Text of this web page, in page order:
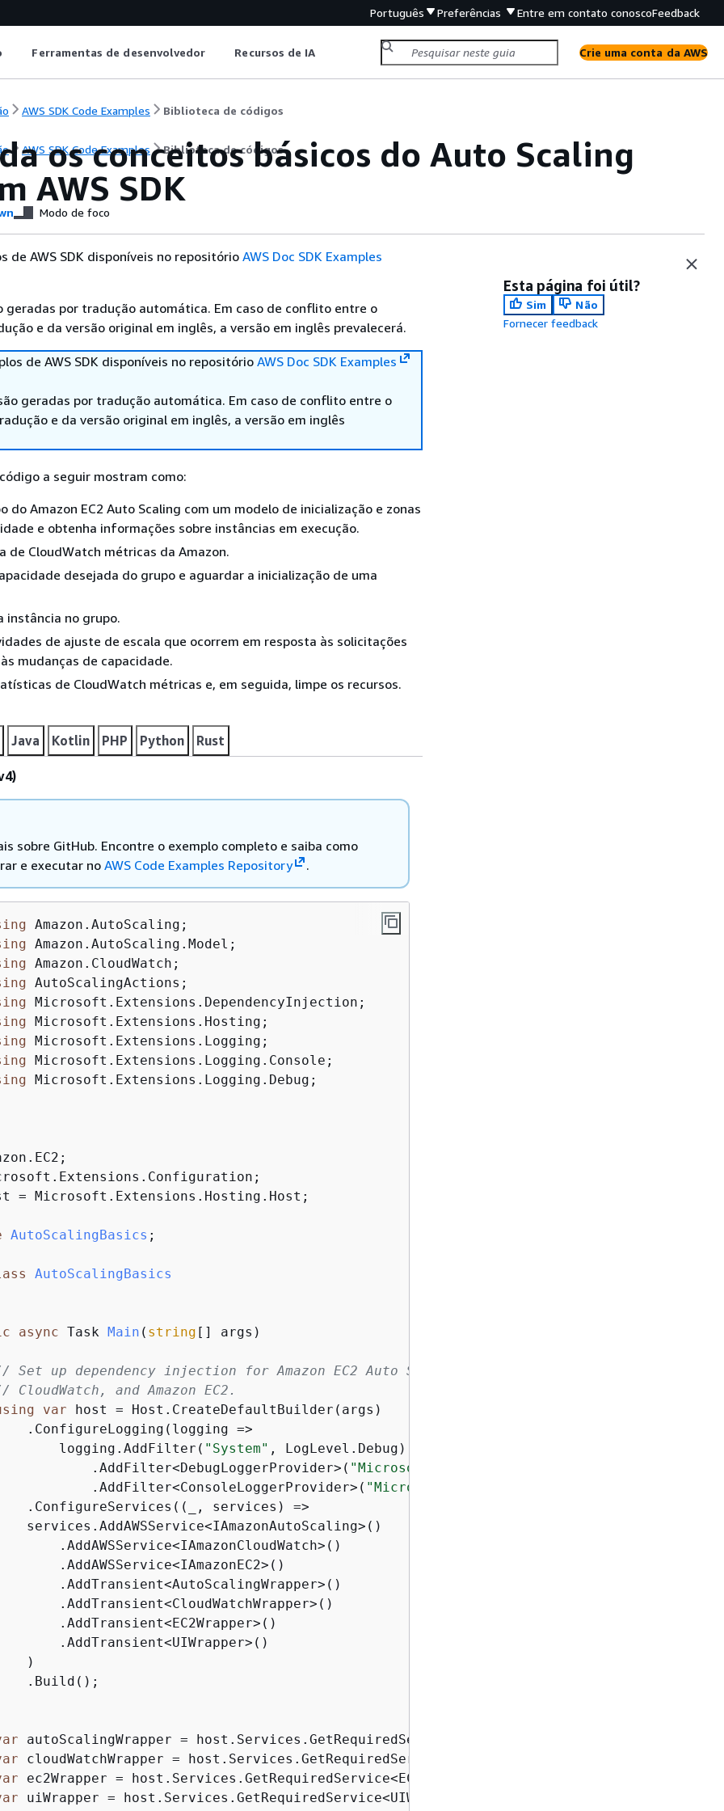
Português Preferências Entre em contato conoscoFeedback
Ferramentas de desenvolvedor Recursos de IA Crie uma conta da AWS
AWS SDK Code Examples Biblioteca de códigos
AWS SDK Code Examples Biblioteca de códigos
os conceitos básicos do Auto Scaling
AWS SDK
Modo de foco
de AWS SDK disponíveis no repositório AWS Doc SDK Examples
geradas por tradução automática. Em caso de conflito entre o
e da versão original em inglês, a versão em inglês prevalecerá.
de AWS SDK disponíveis no repositório AWS Doc SDK Examples
geradas por tradução automática. Em caso de conflito entre o
e da versão original em inglês, a versão em inglês
a seguir mostram como:
do Amazon EC2 Auto Scaling com um modelo de inicialização e zonas
e obtenha informações sobre instâncias em execução.
de CloudWatch métricas da Amazon.
desejada do grupo e aguardar a inicialização de uma
instância no grupo.
de ajuste de escala que ocorrem em resposta às solicitações
mudanças de capacidade.
de CloudWatch métricas e, em seguida, limpe os recursos.
Java Kotlin PHP Python Rust
sobre GitHub. Encontre o exemplo completo e saiba como
e executar no AWS Code Examples Repository .
Microsoft.Extensions.Logging.Debug;
= Microsoft.Extensions.Hosting.Host;
AutoScalingBasics ;
AutoScalingBasics
async Task Main ( string [] args )
Set up dependency injection for Amazon EC2 Auto Scaling, Amazon
CloudWatch, and Amazon EC2.
var host = Host.CreateDefaultBuilder(args)
.ConfigureLogging(logging =>
logging.AddFilter(
"System" , LogLevel.Debug)
.AddFilter<DebugLoggerProvider>(
"Microsoft"
.AddFilter<ConsoleLoggerProvider>(
"Microsoft"
.ConfigureServices((_, services) =>
services.AddAWSService<IAmazonAutoScaling>()
.AddAWSService<IAmazonCloudWatch>()
.AddAWSService<IAmazonEC2>()
.AddTransient<AutoScalingWrapper>()
.AddTransient<CloudWatchWrapper>()
.AddTransient<EC2Wrapper>()
.AddTransient<UIWrapper>()
)
.Build();
autoScalingWrapper = host.Services.GetRequiredService<AutoScalingWrapper>();
cloudWatchWrapper = host.Services.GetRequiredService<CloudWatchWrapper>();
ec2Wrapper = host.Services.GetRequiredService<EC2Wrapper>();
uiWrapper = host.Services.GetRequiredService<UIWrapper>();
Esta página foi útil?
Sim
Não
Fornecer feedback